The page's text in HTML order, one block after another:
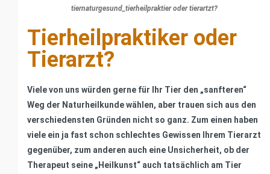
tiernaturgesund_tierheilpraktier oder tierartzt?
Tierheilpraktiker oder
Tierarzt?
Viele von uns würden gerne für Ihr Tier den „sanfteren“
Weg der Naturheilkunde wählen, aber trauen sich aus den
verschiedensten Gründen nicht so ganz. Zum einen haben
viele ein ja fast schon schlechtes Gewissen Ihrem Tierarzt
gegenüber, zum anderen auch eine Unsicherheit, ob der
Therapeut seine „Heilkunst“ auch tatsächlich am Tier